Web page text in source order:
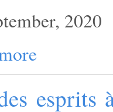
2020
esprits